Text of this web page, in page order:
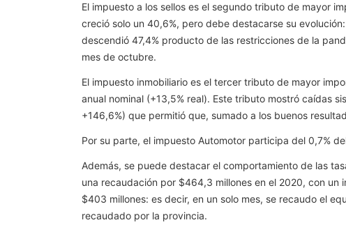
El impuesto a los sellos es el segundo tributo de mayor
creció solo un 40,6%, pero debe destacarse su
descendió 47,4% producto de las restricciones de la
mes de octubre.
El impuesto inmobiliario es el tercer tributo de mayor
anual nominal (+13,5% real). Este tributo mostró caídas
+146,6%) que permitió que, sumado a los buenos
Por su parte, el impuesto Automotor participa del 0,7%
Además, se puede destacar el comportamiento de las
una recaudación por $464,3 millones en el 2020, con
$403 millones: es decir, en un solo mes, se recaudo el
recaudado por la provincia.